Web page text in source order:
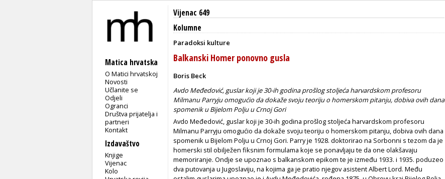
Matica hrvatska
O Matici hrvatskoj
Novosti
Učlanite se
Odjeli
Ogranci
Društva prijatelja i
partneri
Kontakt
Izdavaštvo
Knjige
Vijenac
Kolo
Vijenac 649
Kolumne
Paradoksi kulture
Balkanski Homer ponovno gusla
Boris Beck
Avdo Međedović, guslar koji je 30-ih godina prošlog stoljeća harvardskom profesoru
Milmanu Parryju omogućio da dokaže svoju teoriju o homerskom pitanju, dobiva ovih dana
spomenik u Bijelom Polju u Crnoj Gori
Avdo Međedović, guslar koji je 30-ih godina prošlog stoljeća harvardskom profesoru
Milmanu Parryju omogućio da dokaže svoju teoriju o homerskom pitanju, dobiva ovih dana
spomenik u Bijelom Polju u Crnoj Gori. Parry je 1928. doktorirao na Sorbonni s tezom da je
homerski stil obilježen fiksnim formulama koje se ponavljaju te da one olakšavaju
memoriranje. Ondje se upoznao s balkanskom epikom te je između 1933. i 1935. poduzeo
dva putovanja u Jugoslaviju, na kojima ga je pratio njegov asistent Albert Lord. Među